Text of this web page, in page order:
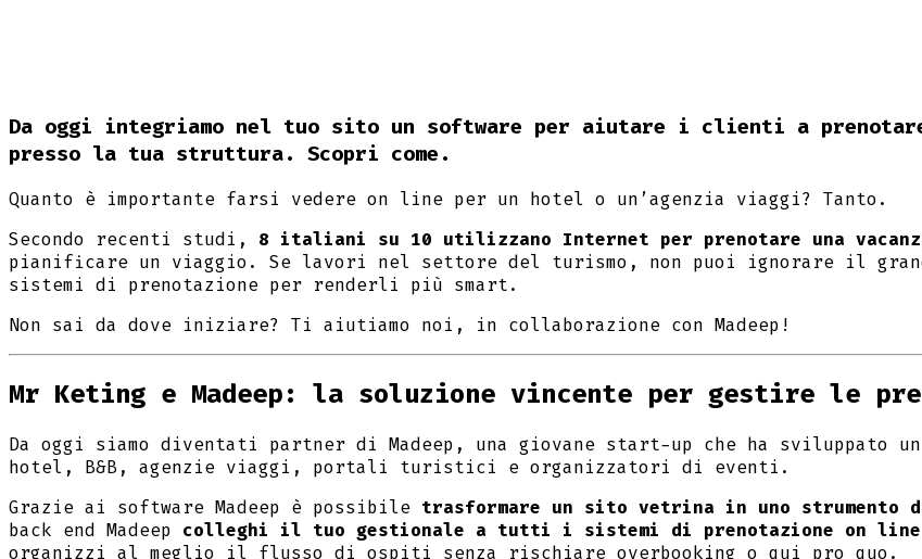
Da oggi integriamo nel tuo sito un software per aiutare i clienti a
presso la tua struttura. Scopri come.
Quanto è importante farsi vedere on line per un hotel o un’agenzia viaggi? Tanto.
Secondo recenti studi, 8 italiani su 10 utilizzano Internet per prenotare una
pianificare un viaggio. Se lavori nel settore del turismo, non puoi ignorare il
sistemi di prenotazione per renderli più smart.
Non sai da dove iniziare? Ti aiutiamo noi, in collaborazione con Madeep!
Mr Keting e Madeep: la soluzione vincente per gestire le
Da oggi siamo diventati partner di Madeep, una giovane start-up che ha sviluppato
hotel, B&B, agenzie viaggi, portali turistici e organizzatori di eventi.
Grazie ai software Madeep è possibile trasformare un sito vetrina in uno
back end Madeep colleghi il tuo gestionale a tutti i sistemi di prenotazione on line
organizzi al meglio il flusso di ospiti senza rischiare overbooking o qui pro quo.